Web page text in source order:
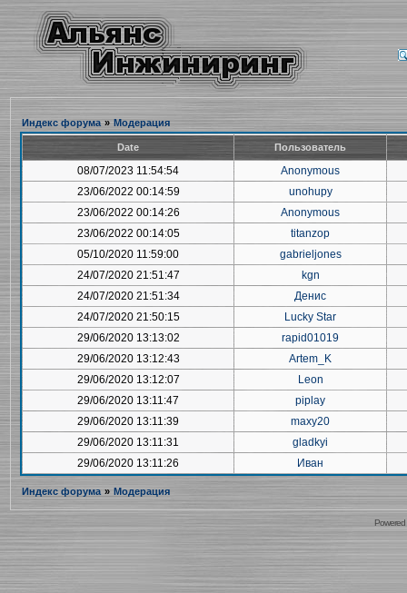
Индекс форума » Модерация
Date Пользователь
08/07/2023 11:54:54
Anonymous
23/06/2022 00:14:59
unohupy
23/06/2022 00:14:26
Anonymous
23/06/2022 00:14:05
titanzop
05/10/2020 11:59:00
gabrieljones
24/07/2020 21:51:47
kgn
24/07/2020 21:51:34
Денис
24/07/2020 21:50:15
Lucky Star
29/06/2020 13:13:02
rapid01019
29/06/2020 13:12:43
Artem_K
29/06/2020 13:12:07
Leon
29/06/2020 13:11:47
piplay
29/06/2020 13:11:39
maxy20
29/06/2020 13:11:31
gladkyi
29/06/2020 13:11:26
Иван
Индекс форума » Модерация